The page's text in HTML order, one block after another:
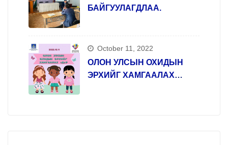
БАЙГУУЛАГДЛАА.
October 11, 2022
ОЛОН УЛСЫН ОХИДЫН
ЭРХИЙГ ХАМГААЛАХ